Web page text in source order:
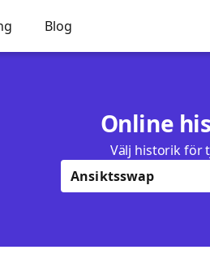
Blog
Online
Välj historik för
Ansiktsswap